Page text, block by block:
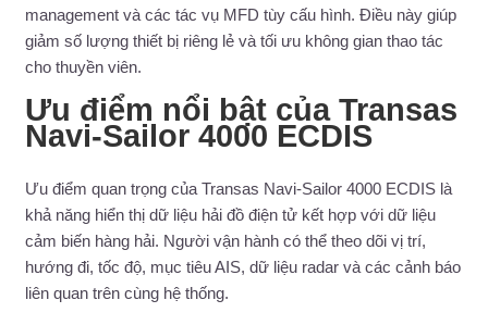
management và các tác vụ MFD tùy cấu hình. Điều này giúp
giảm số lượng thiết bị riêng lẻ và tối ưu không gian thao tác
cho thuyền viên.
Ưu điểm nổi bật của Transas
Navi-Sailor 4000 ECDIS
Ưu điểm quan trọng của Transas Navi-Sailor 4000 ECDIS là
khả năng hiển thị dữ liệu hải đồ điện tử kết hợp với dữ liệu
cảm biến hàng hải. Người vận hành có thể theo dõi vị trí,
hướng đi, tốc độ, mục tiêu AIS, dữ liệu radar và các cảnh báo
liên quan trên cùng hệ thống.